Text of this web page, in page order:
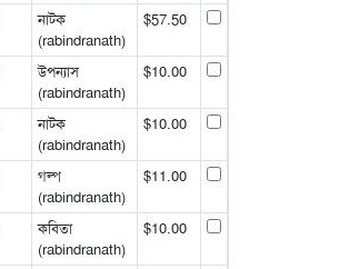
নাটক
(rabindranath)
$57.50
উপন্যাস
(rabindranath)
$10.00
নাটক
(rabindranath)
$10.00
গল্প
(rabindranath)
$11.00
কবিতা
(rabindranath)
$10.00